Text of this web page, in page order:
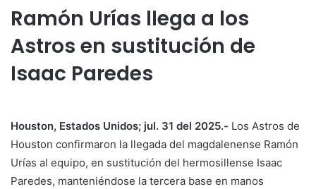
Ramón Urías llega a los
Astros en sustitución de
Isaac Paredes
Houston, Estados Unidos; jul. 31 del 2025.- Los Astros de
Houston confirmaron la llegada del magdalenense Ramón
Urías al equipo, en sustitución del hermosillense Isaac
Paredes, manteniéndose la tercera base en manos